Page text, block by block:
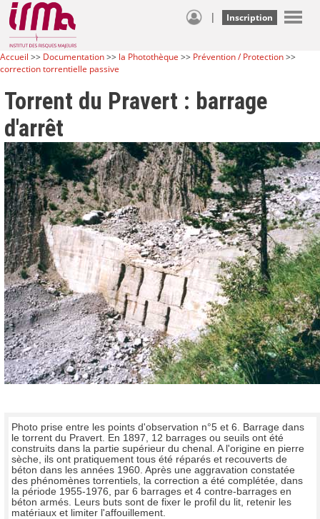
| Inscription
Accueil >> Documentation>> la Photothèque >> Prévention / Protection>>
correction torrentielle passive
Torrent du Pravert : barrage
d'arrêt
Photo prise entre les points d'observation n°5 et 6. Barrage dans
le torrent du Pravert. En 1897, 12 barrages ou seuils ont été
construits dans la partie supérieur du chenal. A l'origine en pierre
sèche, ils ont pratiquement tous été réparés et recouverts de
béton dans les années 1960. Après une aggravation constatée
des phénomènes torrentiels, la correction a été complétée, dans
la période 1955-1976, par 6 barrages et 4 contre-barrages en
béton armés. Leurs buts sont de fixer le profil du lit, retenir les
matériaux et limiter l'affouillement.